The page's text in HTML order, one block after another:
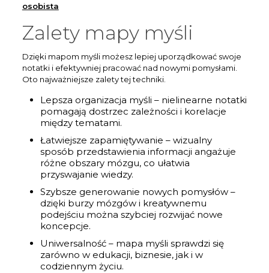
osobista
Zalety mapy myśli
Dzięki mapom myśli możesz lepiej uporządkować swoje
notatki i efektywniej pracować nad nowymi pomysłami.
Oto najważniejsze zalety tej techniki.
Lepsza organizacja myśli – nielinearne notatki
pomagają dostrzec zależności i korelacje
między tematami.
Łatwiejsze zapamiętywanie – wizualny
sposób przedstawienia informacji angażuje
różne obszary mózgu, co ułatwia
przyswajanie wiedzy.
Szybsze generowanie nowych pomysłów –
dzięki burzy mózgów i kreatywnemu
podejściu można szybciej rozwijać nowe
koncepcje.
Uniwersalność – mapa myśli sprawdzi się
zarówno w edukacji, biznesie, jak i w
codziennym życiu.